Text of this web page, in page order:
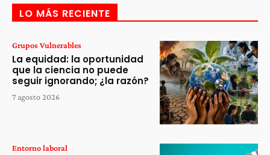
LO MÁS RECIENTE
Grupos Vulnerables
La equidad: la oportunidad
que la ciencia no puede
seguir ignorando; ¿la razón?
7 agosto 2026
Entorno laboral